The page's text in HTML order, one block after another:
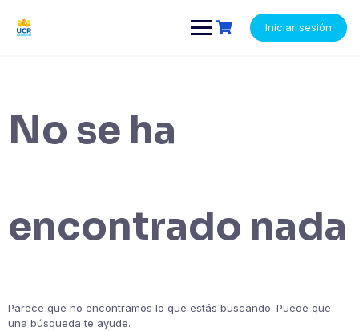
contenido
Iniciar sesión
No se ha
encontrado nada
Parece que no encontramos lo que estás buscando. Puede que
una búsqueda te ayude.